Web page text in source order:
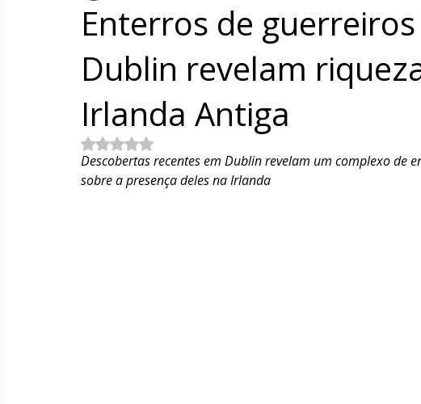
Enterros de
Dublin revelam
Irlanda Antiga
Avaliado com NaN de 5 estrelas.
Descobertas recentes em Dublin revelam um complexo de
sobre a presença deles na Irlanda